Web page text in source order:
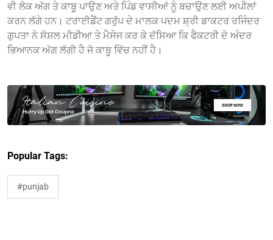
ਵੀ ਲੋਕ ਅੱਗ ਤੇ ਕਾਬੂ ਪਾਉਣ ਅਤੇ ਪਿੰਡ ਵਾਸੀਆਂ ਨੂੰ ਬਚਾਉਣ ਲਈ ਅਪੀਲਾਂ
ਕਰਨ ਲੱਗੇ ਹਨ। ਟਰਾਈਡੈਂਟ ਗਰੁੱਪ ਦੇ ਮਾਲਕ ਪਦਮ ਸ਼੍ਰੀ ਡਾਕਟਰ ਰਜਿੰਦਰ
ਗੁਪਤਾ ਨੇ ਸੋਸ਼ਲ ਮੀਡੀਆ ਤੇ ਮੈਸੇਜ ਕਰ ਕੇ ਦੱਸਿਆ ਕਿ ਫੈਕਟਰੀ ਦੇ ਅੰਦਰ
ਭਿਆਨਕ ਅੱਗ ਲੱਗੀ ਹੈ ਜੋ ਕਾਬੂ ਵਿੱਚ ਨਹੀਂ ਹੈ।
Popular Tags:
#punjab